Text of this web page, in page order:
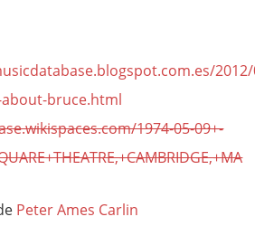
bruce.html
1974-05-09+-
Peter Ames Carlin